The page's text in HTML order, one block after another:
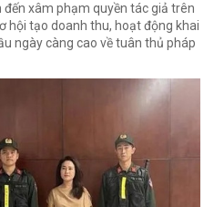
đến xâm phạm quyền tác giả trên
hội tạo doanh thu, hoạt động khai
ngày càng cao về tuân thủ pháp